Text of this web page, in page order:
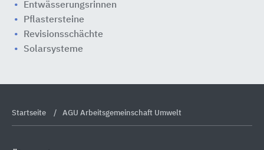
Entwässerungsrinnen
Pflastersteine
Revisionsschächte
Solarsysteme
Startseite AGU Arbeitsgemeinschaft Umwelt